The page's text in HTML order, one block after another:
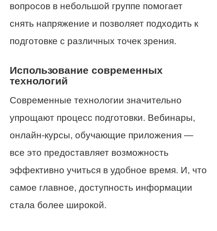
вопросов в небольшой группе помогает
снять напряжение и позволяет подходить к
подготовке с различных точек зрения.
Использование современных
технологий
Современные технологии значительно
упрощают процесс подготовки. Вебинары,
онлайн-курсы, обучающие приложения —
все это предоставляет возможность
эффективно учиться в удобное время. И, что
самое главное, доступность информации
стала более широкой.